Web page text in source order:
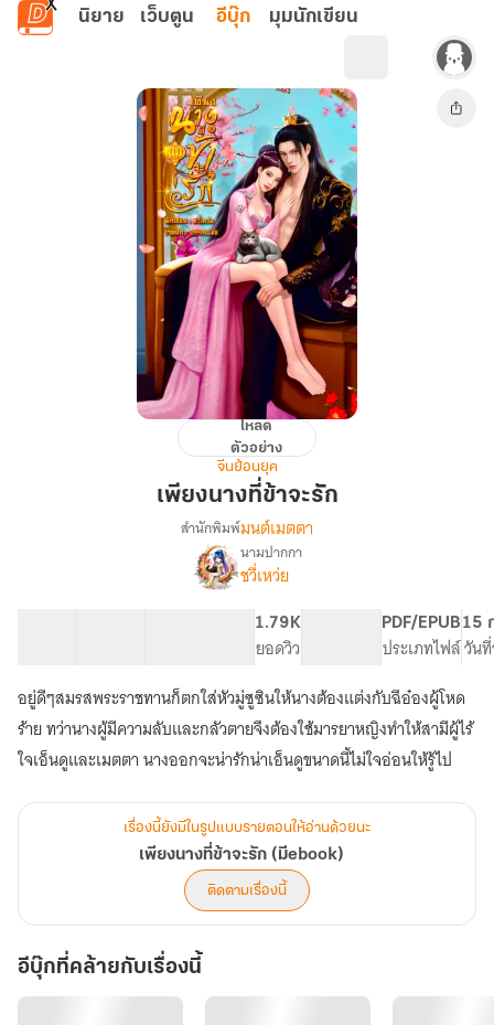
ข้ามไปยังเนื้อหาหลัก
นิยาย เว็บตูน อีบุ๊ก มุมนักเขียน
โหลด
ตัวอย่าง
จีนย้อนยุค
เพียงนางที่ข้าจะรัก
เรื่อง
เพียง
นาง
ที่
ข้า
จะ
รัก
(มีebook)
สำนักพิมพ์มนต์เมตตา
นามปากกา
ชวี่เหว่ย
1.79K
ยอดวิว
PDF/EPUB
ประเภทไฟล์
15
วัน
อยู่ดีๆสมรสพระราชทานก็ตกใส่หัวมู่ซูซินให้นางต้องแต่งกับฉีอ๋องผู้โหด
ร้าย ทว่านางผู้มีความลับและกลัวตายจึงต้องใช้มารยาหญิงทำให้สามีผู้ไร้
ใจเอ็นดูและเมตตา นางออกจะน่ารักน่าเอ็นดูขนาดนี้ไม่ใจอ่อนให้รู้ไป
เรื่องนี้ยังมีในรูปแบบรายตอนให้อ่านด้วยนะ
เพียงนางที่ข้าจะรัก (มีebook)
ติดตามเรื่องนี้
อีบุ๊กที่คล้ายกับเรื่องนี้